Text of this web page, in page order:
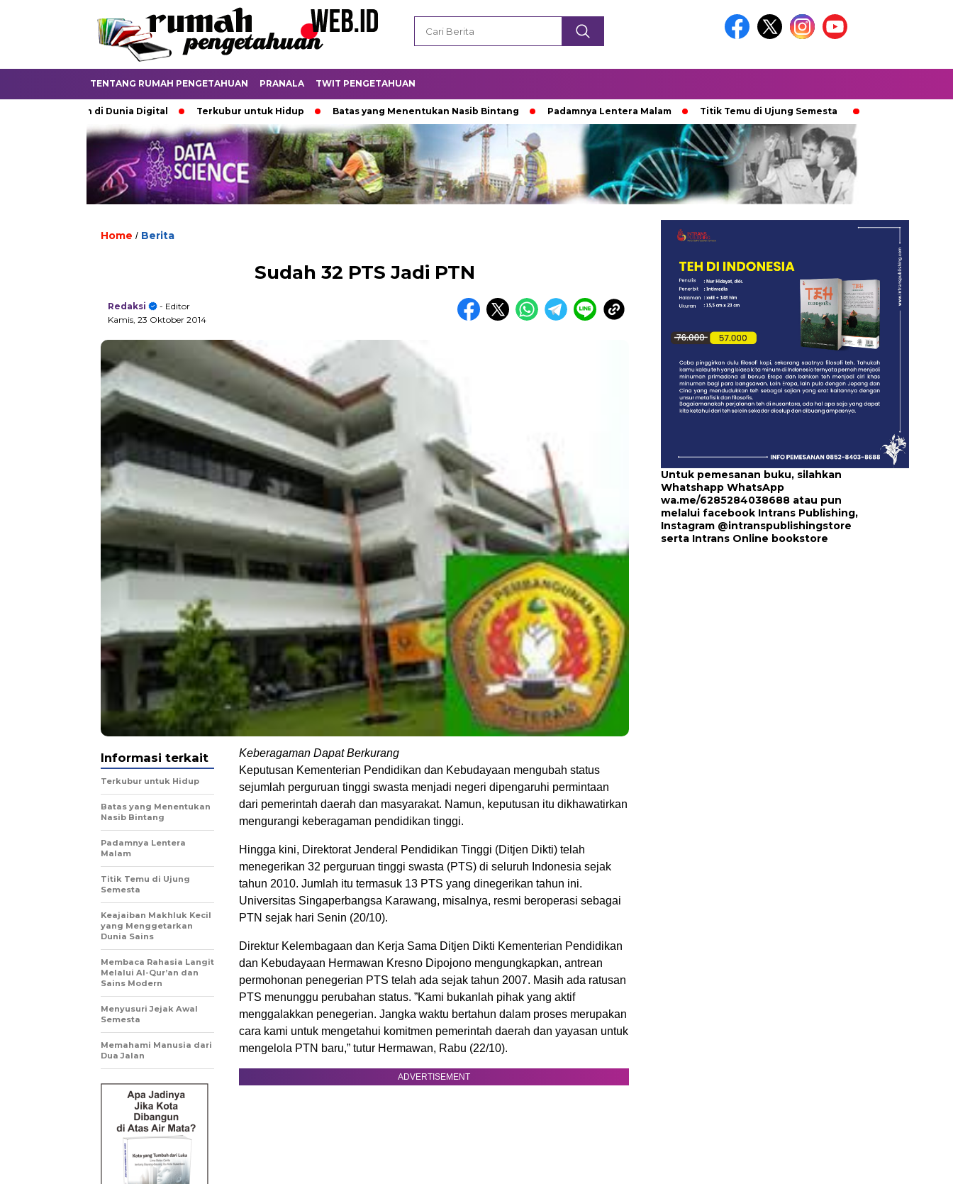
TENTANG RUMAH PENGETAHUAN PRANALA TWIT PENGETAHUAN
di Dunia Digital Terkubur untuk Hidup Batas yang Menentukan Nasib Bintang Padamnya Lentera Malam Titik Temu di Ujung Semesta Ketika Ijazah Analog
Home / Berita
Sudah 32 PTS Jadi PTN
Redaksi
- Editor
Kamis, 23 Oktober 2014
Keberagaman Dapat Berkurang
Keputusan Kementerian Pendidikan dan Kebudayaan mengubah status
sejumlah perguruan tinggi swasta menjadi negeri dipengaruhi permintaan
dari pemerintah daerah dan masyarakat. Namun, keputusan itu dikhawatirkan
mengurangi keberagaman pendidikan tinggi.
Hingga kini, Direktorat Jenderal Pendidikan Tinggi (Ditjen Dikti) telah
menegerikan 32 perguruan tinggi swasta (PTS) di seluruh Indonesia sejak
tahun 2010. Jumlah itu termasuk 13 PTS yang dinegerikan tahun ini.
Universitas Singaperbangsa Karawang, misalnya, resmi beroperasi sebagai
PTN sejak hari Senin (20/10).
Direktur Kelembagaan dan Kerja Sama Ditjen Dikti Kementerian Pendidikan
dan Kebudayaan Hermawan Kresno Dipojono mengungkapkan, antrean
permohonan penegerian PTS telah ada sejak tahun 2007. Masih ada ratusan
PTS menunggu perubahan status. ”Kami bukanlah pihak yang aktif
menggalakkan penegerian. Jangka waktu bertahun dalam proses merupakan
cara kami untuk mengetahui komitmen pemerintah daerah dan yayasan untuk
mengelola PTN baru,” tutur Hermawan, Rabu (22/10).
ADVERTISEMENT
Informasi terkait
Terkubur untuk Hidup
Batas yang Menentukan
Nasib Bintang
Padamnya Lentera
Malam
Titik Temu di Ujung
Semesta
Keajaiban Makhluk Kecil
yang Menggetarkan
Dunia Sains
Membaca Rahasia Langit
Melalui Al-Qur’an dan
Sains Modern
Menyusuri Jejak Awal
Semesta
Memahami Manusia dari
Dua Jalan
Untuk pemesanan buku, silahkan
Whatshapp WhatsApp
wa.me/6285284038688 atau pun
melalui facebook Intrans Publishing,
Instagram @intranspublishingstore
serta Intrans Online bookstore